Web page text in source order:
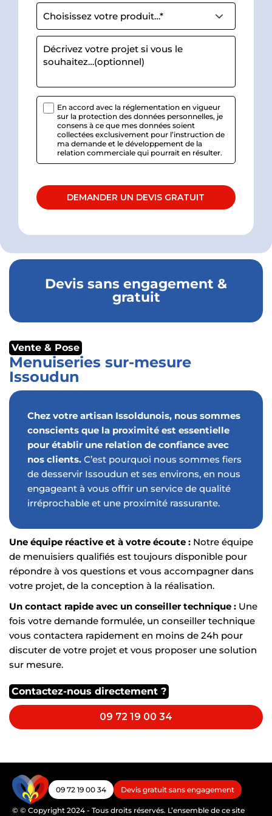
Devis sans engagement &
gratuit
Vente & Pose
Menuiseries sur-mesure
Issoudun
Chez votre artisan Issoldunois, nous sommes
conscients que la proximité est essentielle
pour établir une relation de confiance avec
nos clients. C’est pourquoi nous sommes fiers
de desservir Issoudun et ses environs, en nous
engageant à vous offrir un service de qualité
irréprochable et une proximité rassurante.
Une équipe réactive et à votre écoute : Notre équipe
de menuisiers qualifiés est toujours disponible pour
répondre à vos questions et vous accompagner dans
votre projet, de la conception à la réalisation.
Un contact rapide avec un conseiller technique : Une
fois votre demande formulée, un conseiller technique
vous contactera rapidement en moins de 24h pour
discuter de votre projet et vous proposer une solution
sur mesure.
Contactez-nous directement ?
09 72 19 00 34
v
s
En accord avec la réglementation en vigueur
sur la protection des données personnelles, je
consens à ce que mes données soient
collectées exclusivement pour l’instruction de
ma demande et le développement de la
relation commerciale qui pourrait en résulter.
DEMANDER UN DEVIS GRATUIT
09 72 19 00 34 Devis gratuit sans engagement
© © Copyright 2024 - Tous droits réservés. L’ensemble de ce site